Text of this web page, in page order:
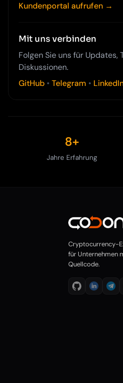
Kundenportal aufrufen →
Mit uns verbinden
Folgen Sie uns für
Diskussionen.
GitHub • Telegram •
8+
Jahre Erfahrung
Cryptocurrency-
für Unternehmen
Quellcode.